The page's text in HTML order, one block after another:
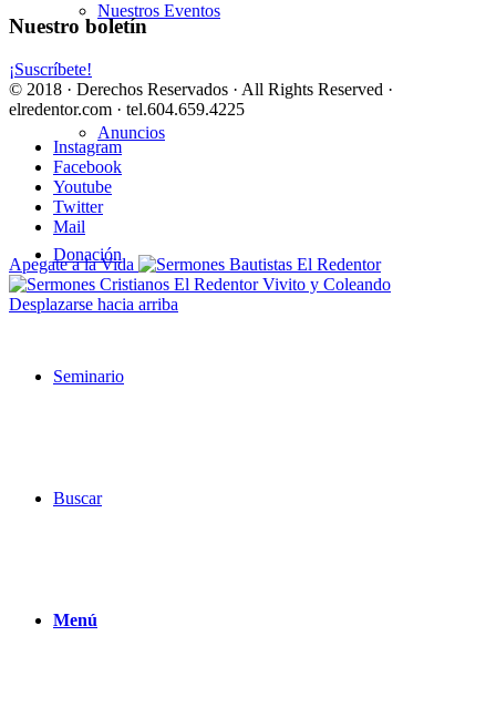
Nuestros Eventos
Anuncios
Donación
Seminario
Buscar
Menú
Nuestro boletín
¡Suscríbete!
© 2018 · Derechos Reservados · All Rights Reserved ·
elredentor.com · tel.604.659.4225
Instagram
Facebook
Youtube
Twitter
Mail
Apegate a la Vida
Vivito y Coleando
Desplazarse hacia arriba